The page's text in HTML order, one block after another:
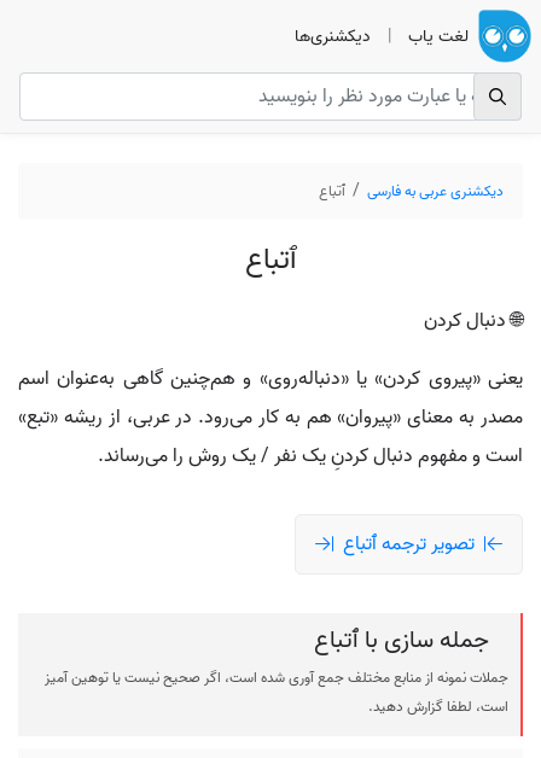
لغت یاب | دیکشنری‌ها
دیکشنری عربی به فارسی ٱتباع
ٱتباع
🌐 دنبال کردن
یعنی «پیروی کردن» یا «دنباله‌روی» و هم‌چنین گاهی به‌عنوان اسم
مصدر به معنای «پیروان» هم به کار می‌رود. در عربی، از ریشه «تبع»
است و مفهوم دنبال کردنِ یک نفر / یک روش را می‌رساند.
تصویر ترجمه ٱتباع
جمله سازی با ٱتباع
جملات نمونه از منابع مختلف جمع آوری شده است، اگر صحیح نیست یا توهین آمیز
است، لطفا گزارش دهید.